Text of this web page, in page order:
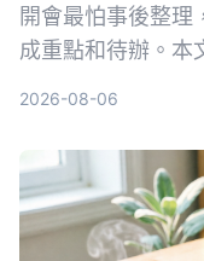
開會最怕事後整理
成重點和待辦。本
2026-08-06